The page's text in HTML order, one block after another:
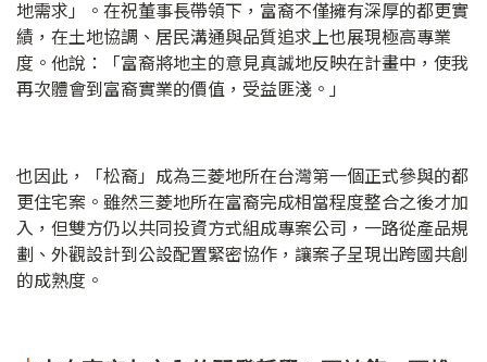
地需求」。在祝董事長帶領下，富裔不僅擁有深厚的都更實
績，在土地協調、居民溝通與品質追求上也展現極高專業
度。他說：「富裔將地主的意見真誠地反映在計畫中，使我
再次體會到富裔實業的價值，受益匪淺。」
也因此，「松裔」成為三菱地所在台灣第一個正式參與的都
更住宅案。雖然三菱地所在富裔完成相當程度整合之後才加
入，但雙方仍以共同投資方式組成專案公司，一路從產品規
劃、外觀設計到公設配置緊密協作，讓案子呈現出跨國共創
的成熟度。